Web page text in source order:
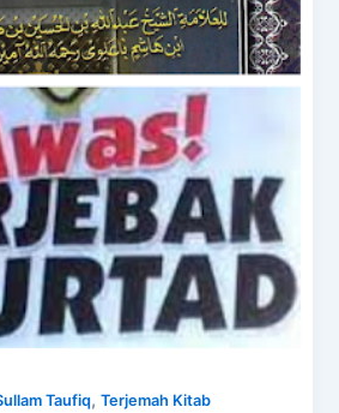
Taufiq,Terjemah Kitab